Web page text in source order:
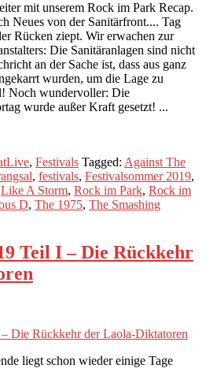
mit unserem Rock im Park Recap.
Neues von der Sanitärfront.... Tag
Rücken ziept. Wir erwachen zur
Die Sanitäranlagen sind nicht
an der Sache ist, dass aus ganz
wurden, um die Lage zu
Noch wundervoller: Die
wurde außer Kraft gesetzt! ...
, Festivals Tagged: Against The
, festivals, Festivalsommer 2019,
Like A Storm, Rock im Park, Rock im
D, The 1975, The Smashing
Teil I – Die Rückkehr
liegt schon wieder einige Tage